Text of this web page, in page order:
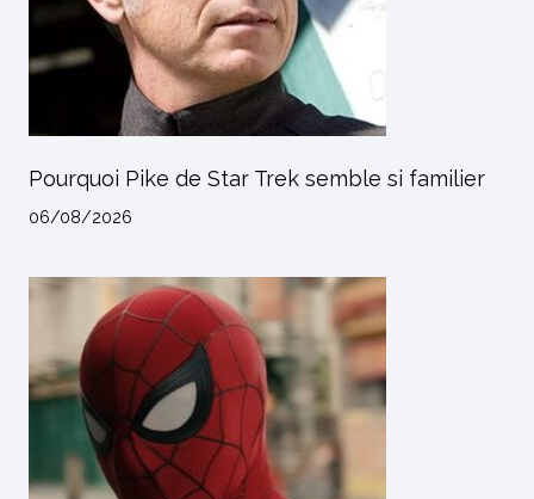
Pourquoi Pike de Star Trek semble si familier
06/08/2026